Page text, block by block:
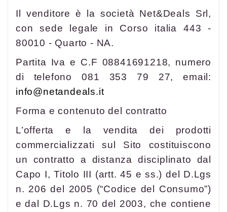
Il venditore è la società Net&Deals Srl,
con sede legale in Corso italia 443 -
80010 - Quarto - NA.
Partita Iva e C.F 08841691218, numero
di telefono 081 353 79 27, email:
info@netandeals.it
Forma e contenuto del contratto
L’offerta e la vendita dei prodotti
commercializzati sul Sito costituiscono
un contratto a distanza disciplinato dal
Capo I, Titolo III (artt. 45 e ss.) del D.Lgs
n. 206 del 2005 (“Codice del Consumo”)
e dal D.Lgs n. 70 del 2003, che contiene